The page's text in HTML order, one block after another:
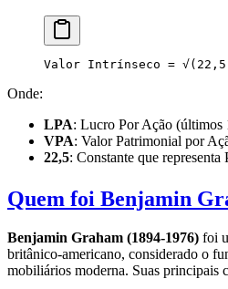
Valor Intrínseco = √(22,5
Onde:
LPA: Lucro Por Ação (últimos
VPA: Valor Patrimonial por
22,5: Constante que
Quem foi Benjamin
Benjamin Graham (1894-1976) foi
britânico-americano, considerado o
mobiliários moderna. Suas principais